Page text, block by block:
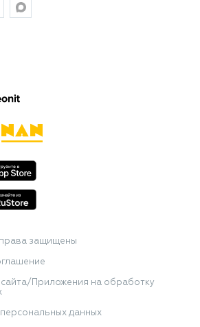
защищены
сайта/Приложения на обработку
данных